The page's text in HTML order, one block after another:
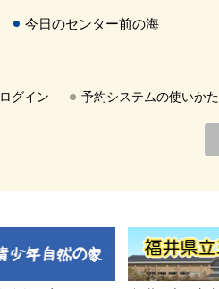
今日のセンター前の海
ログイン 予約システムの使いかた